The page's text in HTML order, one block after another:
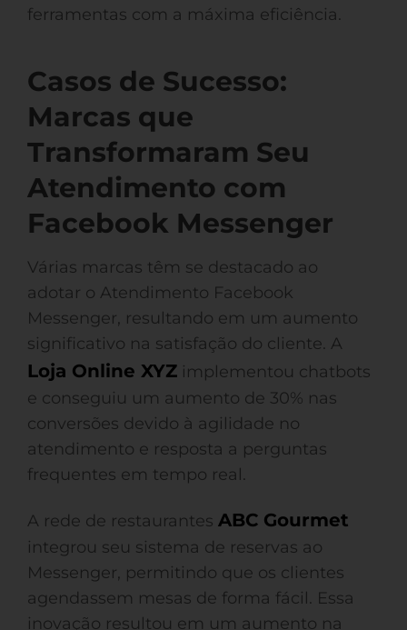
ferramentas com a máxima eficiência.
Casos de Sucesso:
Marcas que
Transformaram Seu
Atendimento com
Facebook Messenger
Várias marcas têm se destacado ao
adotar o Atendimento Facebook
Messenger, resultando em um aumento
significativo na satisfação do cliente. A
Loja Online XYZ implementou chatbots
e conseguiu um aumento de 30% nas
conversões devido à agilidade no
atendimento e resposta a perguntas
frequentes em tempo real.
A rede de restaurantes ABC Gourmet
integrou seu sistema de reservas ao
Messenger, permitindo que os clientes
agendassem mesas de forma fácil. Essa
inovação resultou em um aumento na